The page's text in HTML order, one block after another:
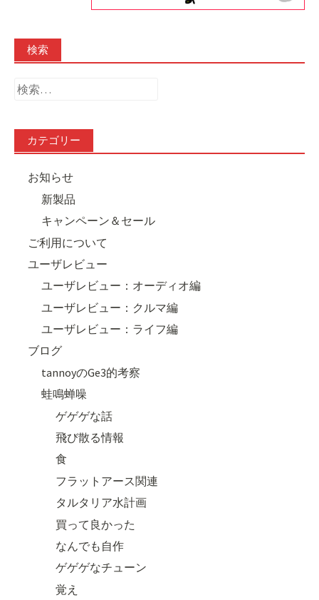
検索
検
カテゴリー
お知らせ
新製品
キャンペーン＆セール
ご利用について
ユーザレビュー
ユーザレビュー：オーディオ編
ユーザレビュー：クルマ編
ユーザレビュー：ライフ編
ブログ
tannoyのGe3的考察
蛙鳴蝉噪
ゲゲゲな話
飛び散る情報
食
フラットアース関連
タルタリア水計画
買って良かった
なんでも自作
ゲゲゲなチューン
覚え